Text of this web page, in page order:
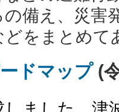
備え、災害
をまとめて
ドマップ (